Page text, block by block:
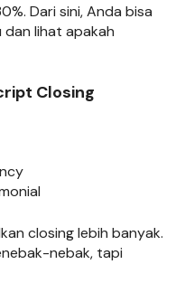
Dari sini, Anda bisa
lihat apakah
Closing
closing lebih banyak.
nebak, tapi